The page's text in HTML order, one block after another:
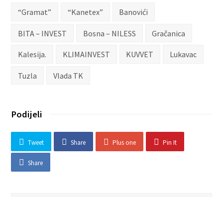
“Gramat” “Kanetex” Banovići
BITA – INVEST Bosna – NILESS Gračanica
Kalesija. KLIMAINVEST KUVVET Lukavac
Tuzla Vlada TK
Podijeli
Tweet Share Plus one Pin It
Share